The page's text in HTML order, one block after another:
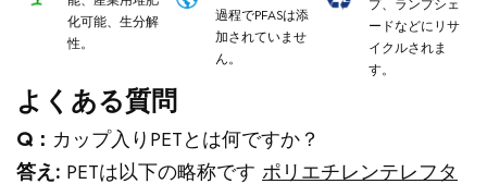
化可能、生分解
性。
過程でPFASは添
加されていませ
ん。
プ、ランプシェ
ードなどにリサ
イクルされま
す。
よくある質問
Q： カップ入りPETとは何ですか？
答え: PETは以下の略称です ポリエチレンテレフタ